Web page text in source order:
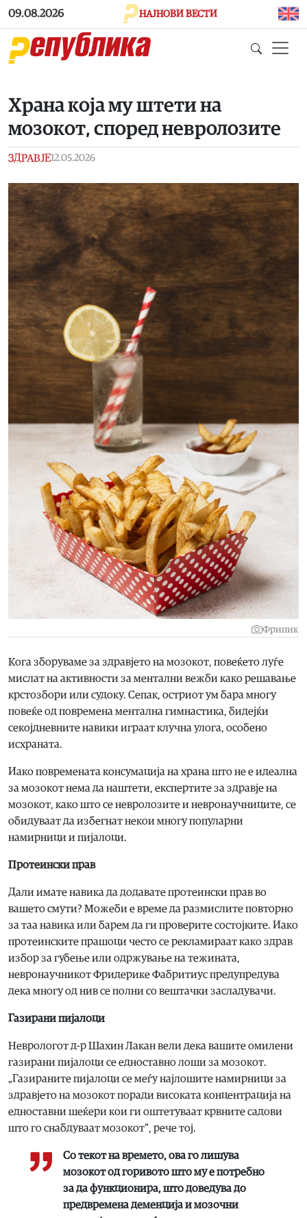
Skip to main content
09.08.2026 НАЈНОВИ ВЕСТИ
Храна која му штети на
мозокот, според невролозите
ЗДРАВЈЕ12.05.2026
Фрипик
Кога зборуваме за здравјето на мозокот, повеќето луѓе
мислат на активности за ментални вежби како решавање
крстозбори или судоку. Сепак, остриот ум бара многу
повеќе од повремена ментална гимнастика, бидејќи
секојдневните навики играат клучна улога, особено
исхраната.
Иако повремената консумација на храна што не е идеална
за мозокот нема да наштети, експертите за здравје на
мозокот, како што се невролозите и невронаучниците, се
обидуваат да избегнат некои многу популарни
намирници и пијалоци.
Протеински прав
Дали имате навика да додавате протеински прав во
вашето смути? Можеби е време да размислите повторно
за таа навика или барем да ги проверите состојките. Иако
протеинските прашоци често се рекламираат како здрав
избор за губење или одржување на тежината,
невронаучникот Фридерике Фабритиус предупредува
дека многу од нив се полни со вештачки засладувачи.
Газирани пијалоци
Неврологот д-р Шахин Лакан вели дека вашите омилени
газирани пијалоци се едноставно лоши за мозокот.
„Газираните пијалоци се меѓу најлошите намирници за
здравјето на мозокот поради високата концентрација на
едноставни шеќери кои ги оштетуваат крвните садови
што го снабдуваат мозокот“, рече тој.
Со текот на времето, ова го лишува
мозокот од горивото што му е потребно
за да функционира, што доведува до
предвремена деменција и мозочни